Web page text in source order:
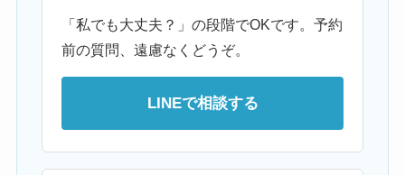
「私でも大丈夫？」の段階でOKです。予約
前の質問、遠慮なくどうぞ。
LINEで相談する